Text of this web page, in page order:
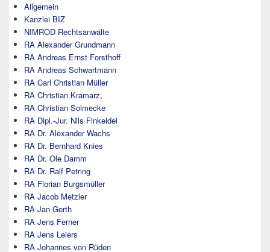
Allgemein
Kanzlei BIZ
NIMROD Rechtsanwälte
RA Alexander Grundmann
RA Andreas Ernst Forsthoff
RA Andreas Schwartmann
RA Carl Christian Müller
RA Christian Kramarz,
RA Christian Solmecke
RA Dipl.-Jur. Nils Finkeldei
RA Dr. Alexander Wachs
RA Dr. Bernhard Knies
RA Dr. Ole Damm
RA Dr. Ralf Petring
RA Florian Burgsmüller
RA Jacob Metzler
RA Jan Gerth
RA Jens Ferner
RA Jens Leiers
RA Johannes von Rüden